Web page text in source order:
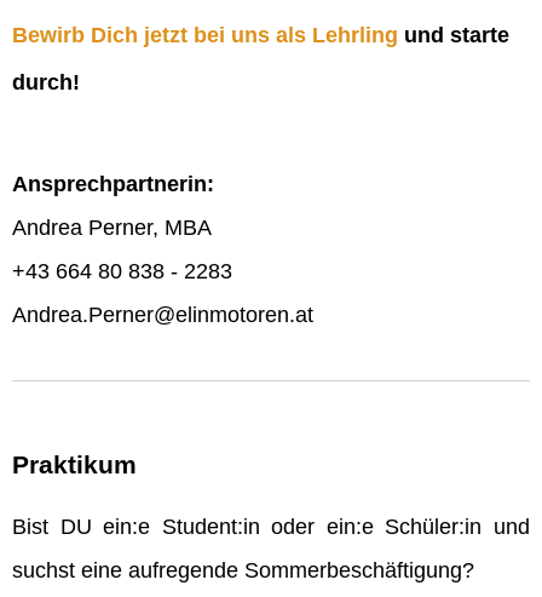
Bewirb Dich jetzt bei uns als Lehrling und starte
durch!
Ansprechpartnerin:
Andrea Perner, MBA
+43 664 80 838 - 2283
Andrea.Perner@elinmotoren.at
Praktikum
Bist DU ein:e Student:in oder ein:e Schüler:in und
suchst eine aufregende Sommerbeschäftigung?